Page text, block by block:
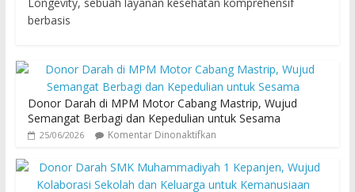
berbasis
Donor Darah di MPM Motor Cabang Mastrip, Wujud
Semangat Berbagi dan Kepedulian untuk Sesama
25/06/2026 Komentar Dinonaktifkan